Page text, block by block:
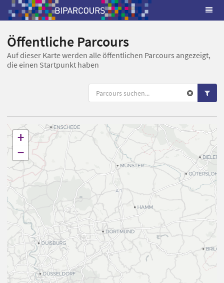
Öffentliche Parcours
Auf dieser Karte werden alle öffentlichen Parcours angezeigt,
die einen Startpunkt haben
+
−